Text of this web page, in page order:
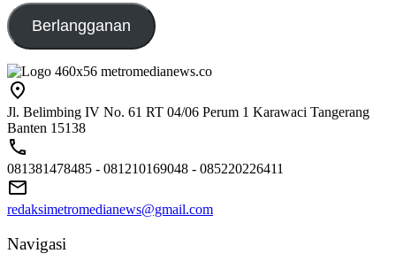
Berlangganan
Jl. Belimbing IV No. 61 RT 04/06 Perum 1 Karawaci Tangerang
Banten 15138
081381478485 - 081210169048 - 085220226411
redaksimetromedianews@gmail.com
Navigasi